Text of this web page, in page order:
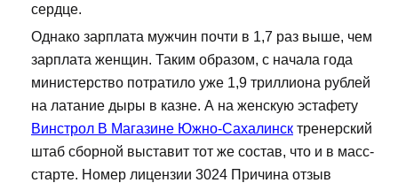
сердце.
Однако зарплата мужчин почти в 1,7 раз выше, чем
зарплата женщин. Таким образом, с начала года
министерство потратило уже 1,9 триллиона рублей
на латание дыры в казне. А на женскую эстафету
Винстрол В Магазине Южно-Сахалинск тренерский
штаб сборной выставит тот же состав, что и в масс-
старте. Номер лицензии 3024 Причина отзыв